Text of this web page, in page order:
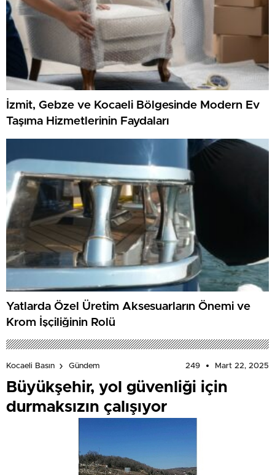
İzmit, Gebze ve Kocaeli Bölgesinde Modern Ev
Taşıma Hizmetlerinin Faydaları
Yatlarda Özel Üretim Aksesuarların Önemi ve
Krom İşçiliğinin Rolü
Kocaeli Basın Gündem 249 Mart 22, 2025
Büyükşehir, yol güvenliği için
durmaksızın çalışıyor